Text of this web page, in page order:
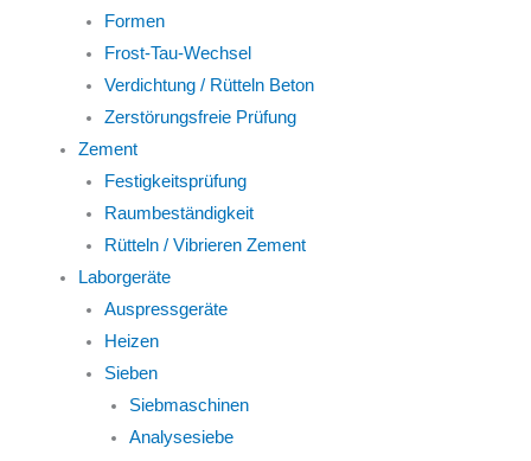
Formen
Frost-Tau-Wechsel
Verdichtung / Rütteln Beton
Zerstörungsfreie Prüfung
Zement
Festigkeitsprüfung
Raumbeständigkeit
Rütteln / Vibrieren Zement
Laborgeräte
Auspressgeräte
Heizen
Sieben
Siebmaschinen
Analysesiebe